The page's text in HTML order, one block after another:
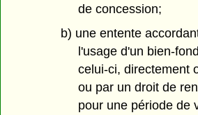
de concession;
b) une entente
l'usage d'un bien-
celui-ci, directement
ou par un droit de
pour une période de